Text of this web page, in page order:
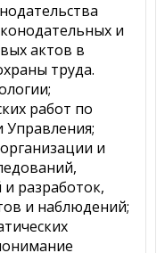
и
актов в
труда.
работ по
Управления;
и
разработок,
и наблюдений;